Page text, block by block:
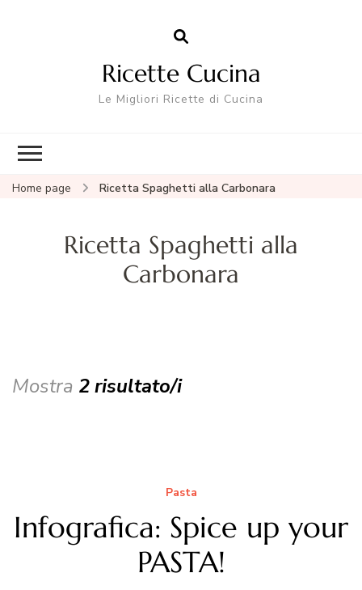
Ricette Cucina
Le Migliori Ricette di Cucina
Home page Ricetta Spaghetti alla Carbonara
Ricetta Spaghetti alla
Carbonara
Mostra 2 risultato/i
Pasta
Infografica: Spice up your
PASTA!